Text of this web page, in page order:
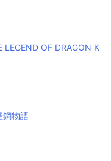
OF DRAGON K
鋼物語